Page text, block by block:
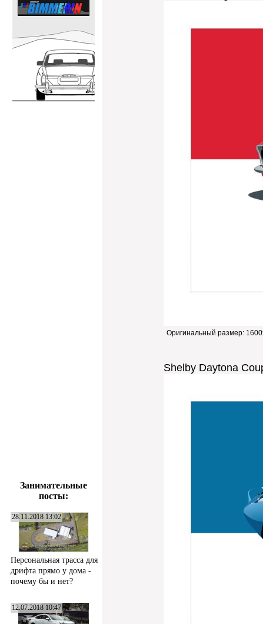
Занимательные
посты:
28.11.2018 13:02
Персональная трасса для
дрифта прямо у дома -
почему бы и нет?
12.07.2018 10:47
Оригинальный размер:
Shelby Daytona